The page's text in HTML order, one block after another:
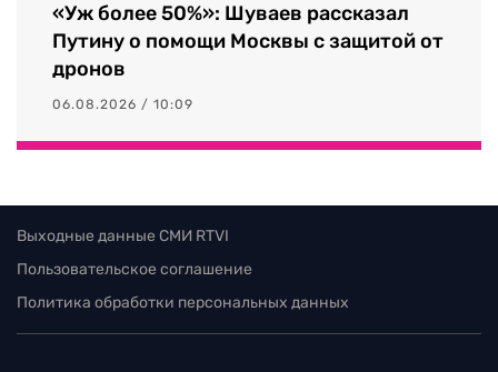
«Уж более 50%»: Шуваев рассказал
Путину о помощи Москвы с защитой от
дронов
06.08.2026 / 10:09
Выходные данные СМИ RTVI
Пользовательское соглашение
Политика обработки персональных данных